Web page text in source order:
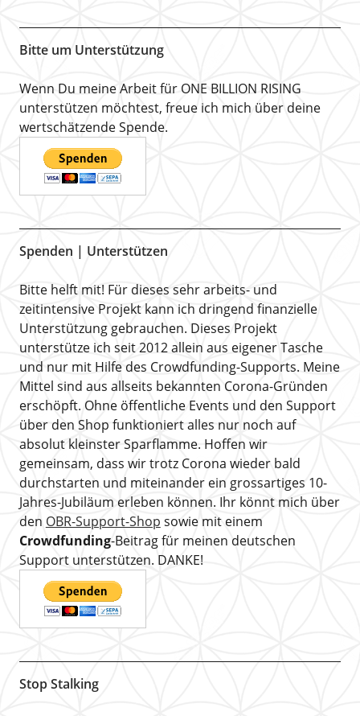
Bitte um Unterstützung
Wenn Du meine Arbeit für ONE BILLION RISING
unterstützen möchtest, freue ich mich über deine
wertschätzende Spende.
Spenden | Unterstützen
Bitte helft mit! Für dieses sehr arbeits- und
zeitintensive Projekt kann ich dringend finanzielle
Unterstützung gebrauchen. Dieses Projekt
unterstütze ich seit 2012 allein aus eigener Tasche
und nur mit Hilfe des Crowdfunding-Supports. Meine
Mittel sind aus allseits bekannten Corona-Gründen
erschöpft. Ohne öffentliche Events und den Support
über den Shop funktioniert alles nur noch auf
absolut kleinster Sparflamme. Hoffen wir
gemeinsam, dass wir trotz Corona wieder bald
durchstarten und miteinander ein grossartiges 10-
Jahres-Jubiläum erleben können. Ihr könnt mich über
den OBR-Support-Shop sowie mit einem
Crowdfunding-Beitrag für meinen deutschen
Support unterstützen. DANKE!
Stop Stalking